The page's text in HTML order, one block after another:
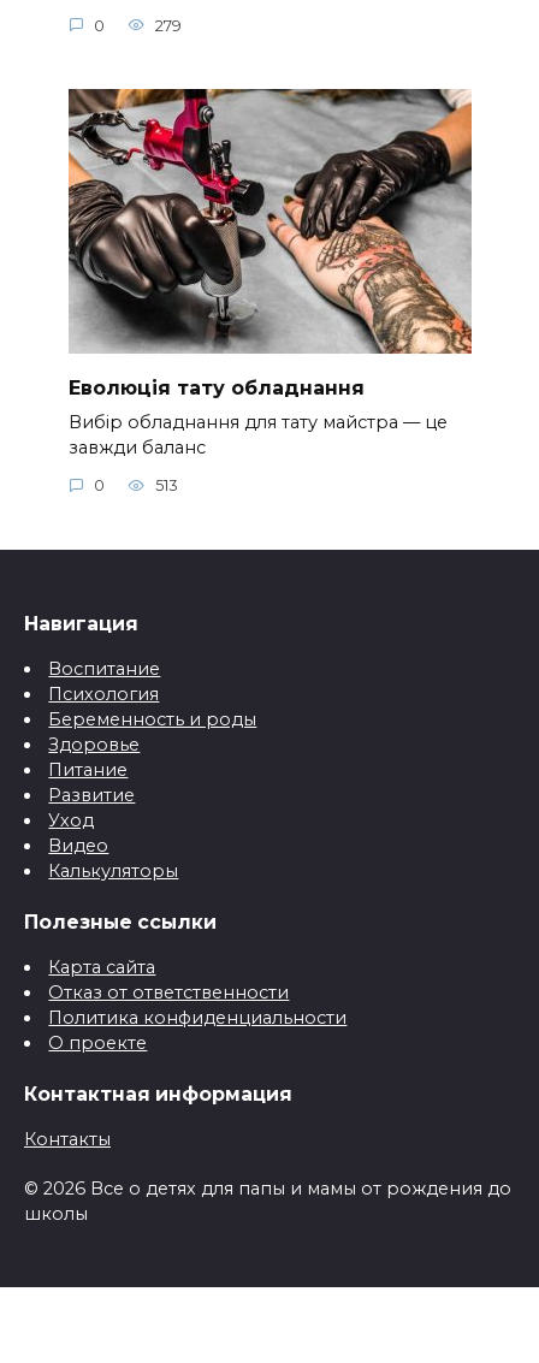
0 279
Еволюція тату обладнання
Вибір обладнання для тату майстра — це
завжди баланс
0 513
Навигация
Воспитание
Психология
Беременность и роды
Здоровье
Питание
Развитие
Уход
Видео
Калькуляторы
Полезные ссылки
Карта сайта
Отказ от ответственности
Политика конфиденциальности
О проекте
Контактная информация
Контакты
© 2026 Все о детях для папы и мамы от рождения до
школы